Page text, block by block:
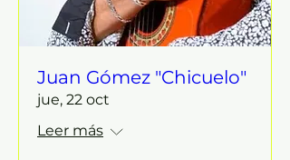
Juan Gómez "Chicuelo"
jue, 22 oct
Leer más